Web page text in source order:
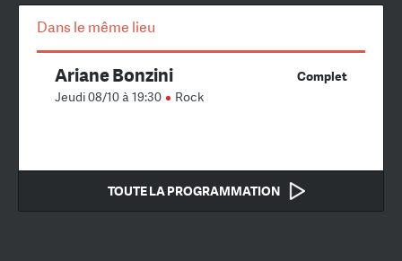
Dans le même lieu
Complet
Ariane Bonzini
Jeudi 08/10 à 19:30 Rock
TOUTE LA PROGRAMMATION